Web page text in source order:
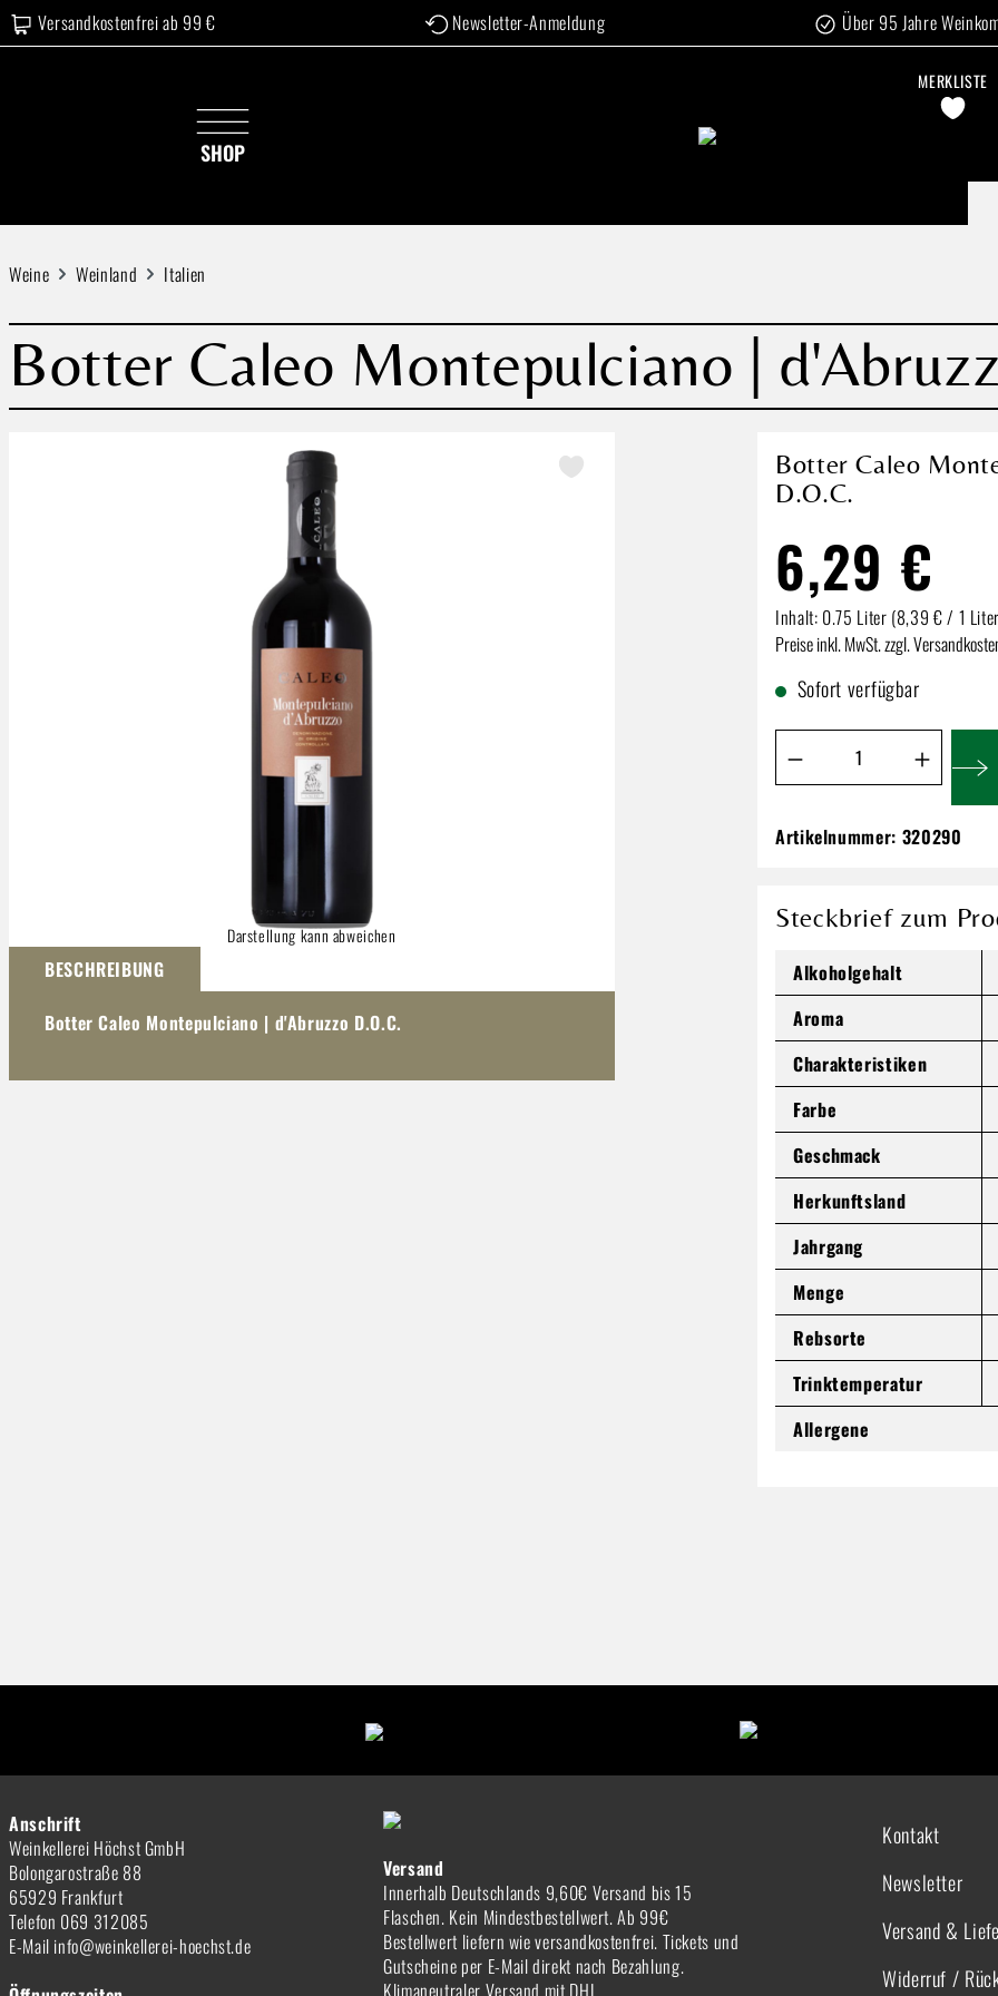
Hauptinhalt springen
Zur Suche springen
Zur Hauptnavigation springen
Versandkostenfrei ab 99 € Newsletter-Anmeldung Über 95 Jahre
SHOP
MERKLISTE
Weine Weinland Italien
Botter Caleo Montepulciano |
Darstellung kann abweichen
BESCHREIBUNG
Botter Caleo Montepulciano | d'Abruzzo D.O.C.
Botter Caleo
D.O.C.
6,29 €
Inhalt: 0.75 Liter (8,39 € / 1
Preise inkl. MwSt. zzgl.
Sofort verfügbar
Produkt Anzahl: Gib
Botter Caleo
6,29 €
(8,39 € / 1
Preise inkl. MwSt. zzgl.
Artikelnummer: 320290
Steckbrief zum
Alkoholgehalt
Aroma
Charakteristiken
Farbe
Geschmack
Herkunftsland
Jahrgang
Menge
Rebsorte
Trinktemperatur
Allergene
Anschrift
Weinkellerei Höchst GmbH
Bolongarostraße 88
65929 Frankfurt
Telefon 069 312085
E-Mail info@weinkellerei-hoechst.de
Versand
Innerhalb Deutschlands 9,60€ Versand bis 15
Flaschen. Kein Mindestbestellwert. Ab 99€
Bestellwert liefern wie versandkostenfrei. Tickets und
Gutscheine per E-Mail direkt nach Bezahlung.
Klimaneutraler Versand mit DHL.
Kontakt
Newsletter
Versand &
Widerruf /